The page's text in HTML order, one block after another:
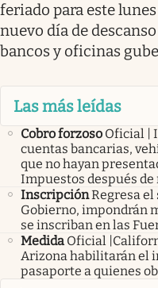
feriado para este
nuevo día de
bancos y oficinas
Las más leídas
Cobro forzoso Oficial |
cuentas bancarias,
que no hayan
Impuestos después
InscripciónRegresa
Gobierno, impondrán
se inscriban en las
Medida Oficial
Arizona habilitarán el
pasaporte a quienes